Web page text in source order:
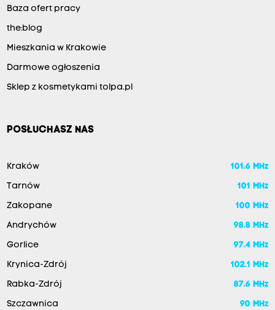
Baza ofert pracy
the:blog
Mieszkania w Krakowie
Darmowe ogłoszenia
Sklep z kosmetykami tolpa.pl
POSŁUCHASZ NAS
Kraków 101.6 MHz
Tarnów 101 MHz
Zakopane 100 MHz
Andrychów 98.8 MHz
Gorlice 97.4 MHz
Krynica-Zdrój 102.1 MHz
Rabka-Zdrój 87.6 MHz
Szczawnica 90 MHz